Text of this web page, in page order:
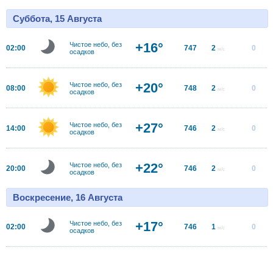
Суббота, 15 Августа
02:00
Чистое небо, без
осадков
+16° 747 2 м/с 0
08:00
Чистое небо, без
осадков
+20° 748 2 м/с 0
14:00
Чистое небо, без
осадков
+27° 746 2 м/с 0
20:00
Чистое небо, без
осадков
+22° 746 2 м/с 0
Воскресение, 16 Августа
02:00
Чистое небо, без
осадков
+17° 746 1 м/с 0